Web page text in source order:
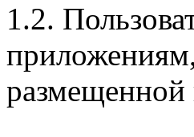
1.2.
размещенной